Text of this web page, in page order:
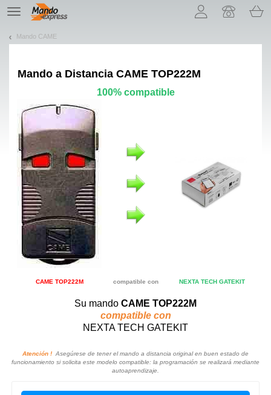
TE
navigation
Mando CAME
Mando a Distancia CAME TOP222M
100% compatible
CAME TOP222M compatible con NEXTA TECH GATEKIT
Su mando CAME TOP222M
compatible con
NEXTA TECH GATEKIT
Atención ! Asegúrese de tener el mando a distancia original en buen estado de
funcionamiento si solicita este modelo compatible: la programación se realizará mediante
autoaprendizaje.
¡Permítenos presentarte nuestras cookies!